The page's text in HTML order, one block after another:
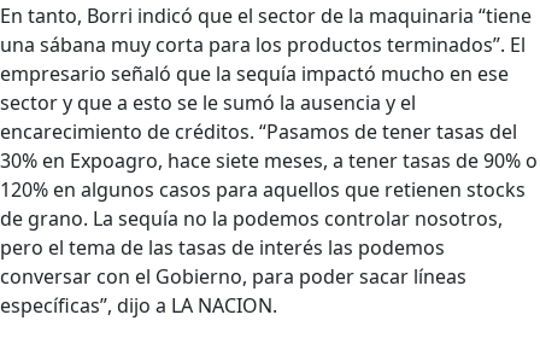
En tanto, Borri indicó que el sector de la maquinaria “tiene
una sábana muy corta para los productos terminados”. El
empresario señaló que la sequía impactó mucho en ese
sector y que a esto se le sumó la ausencia y el
encarecimiento de créditos. “Pasamos de tener tasas del
30% en Expoagro, hace siete meses, a tener tasas de 90% o
120% en algunos casos para aquellos que retienen stocks
de grano. La sequía no la podemos controlar nosotros,
pero el tema de las tasas de interés las podemos
conversar con el Gobierno, para poder sacar líneas
específicas”, dijo a LA NACION.